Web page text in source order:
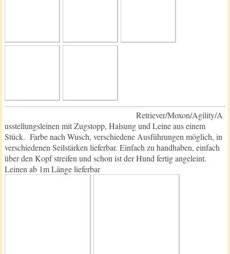
Retriever/Moxon/Agility/A
usstellungsleinen mit Zugstopp, Halsung und Leine aus einem
Stück. Farbe nach Wusch, verschiedene Ausführungen möglich, in
verschiedenen Seilstärken lieferbar. Einfach zu handhaben, einfach
über den Kopf streifen und schon ist der Hund fertig angeleint.
Leinen ab 1m Länge lieferbar